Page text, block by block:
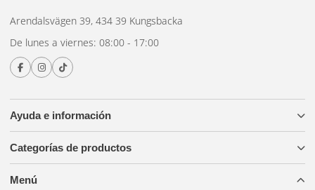
Ayuda e información
Categorías de productos
Menú
Arendalsvägen 39, 434 39 Kungsbacka
De lunes a viernes: 08:00 - 17:00